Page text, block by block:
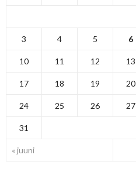
« juuni
3 4 5 6
10 11 12 13
17 18 19 20
24 25 26 27
31